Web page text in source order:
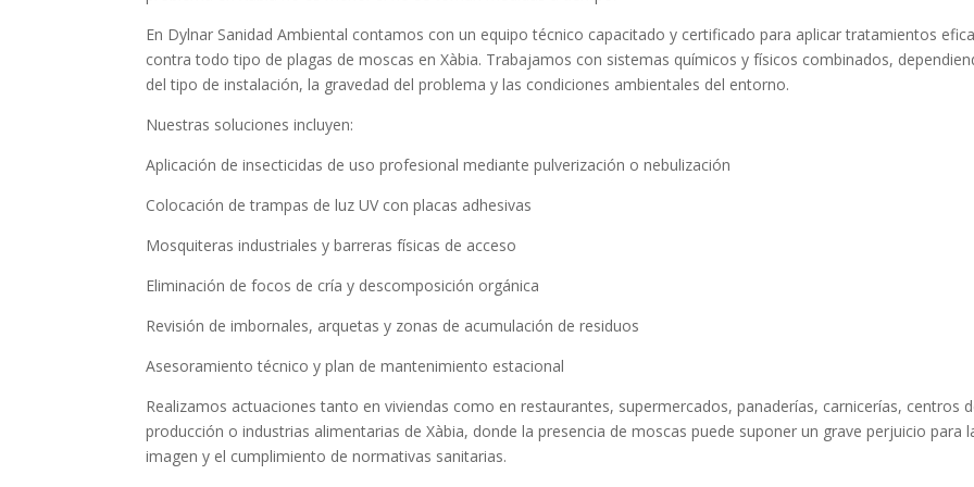
En Dylnar Sanidad Ambiental contamos con un equipo técnico capacitado y certificado para aplicar tratamientos
contra todo tipo de plagas de moscas en Xàbia. Trabajamos con sistemas químicos y físicos combinados,
del tipo de instalación, la gravedad del problema y las condiciones ambientales del entorno.
Nuestras soluciones incluyen:
Aplicación de insecticidas de uso profesional mediante pulverización o nebulización
Colocación de trampas de luz UV con placas adhesivas
Mosquiteras industriales y barreras físicas de acceso
Eliminación de focos de cría y descomposición orgánica
Revisión de imbornales, arquetas y zonas de acumulación de residuos
Asesoramiento técnico y plan de mantenimiento estacional
Realizamos actuaciones tanto en viviendas como en restaurantes, supermercados, panaderías, carnicerías, centros
producción o industrias alimentarias de Xàbia, donde la presencia de moscas puede suponer un grave perjuicio para
imagen y el cumplimiento de normativas sanitarias.